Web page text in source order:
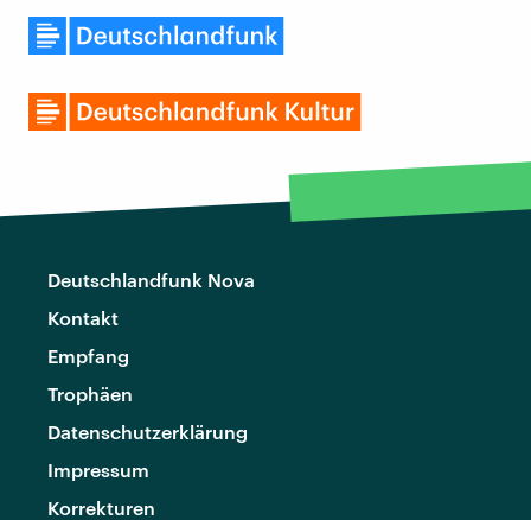
Deutschlandfunk Nova
Kontakt
Empfang
Trophäen
Datenschutzerklärung
Impressum
Korrekturen